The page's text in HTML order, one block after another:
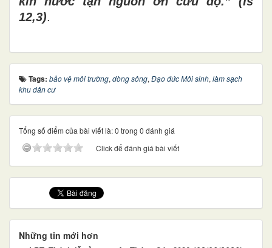
12,3).
Tags: bảo vệ môi trường, dòng sông, Đạo đức Môi sinh, làm sạch
khu dân cư
Tổng số điểm của bài viết là: 0 trong 0 đánh giá
Click để đánh giá bài viết
Những tin mới hơn